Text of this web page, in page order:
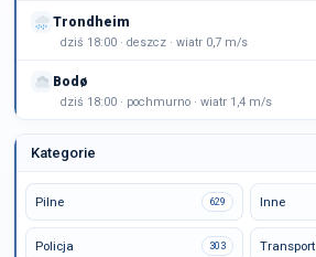
Trondheim
dziś 18:00 · deszcz · wiatr 0,7 m/s
Bodø
dziś 18:00 · pochmurno · wiatr 1,4 m/s
Kategorie
Pilne 629 Inne
Policja 303 Transport